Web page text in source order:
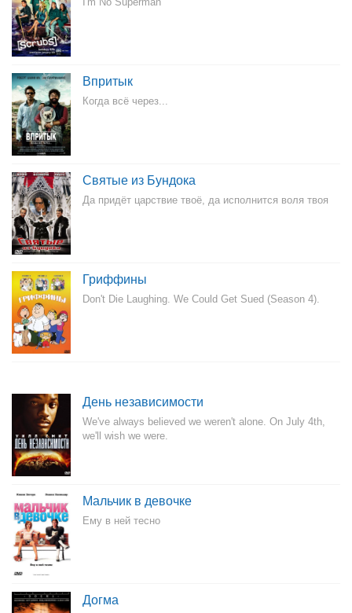
Впритык
Когда всё через...
Святые из Бундока
Да придёт царствие твоё, да исполнится воля твоя
Гриффины
Don't Die Laughing. We Could Get Sued (Season 4).
День независимости
We've always believed we weren't alone. On July 4th,
we'll wish we were.
Мальчик в девочке
Ему в ней тесно
Догма